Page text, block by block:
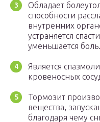
Обладает
способности
внутренних
устраняется
уменьшается боль.
Является
кровеносных
Тормозит
вещества,
благодаря чему